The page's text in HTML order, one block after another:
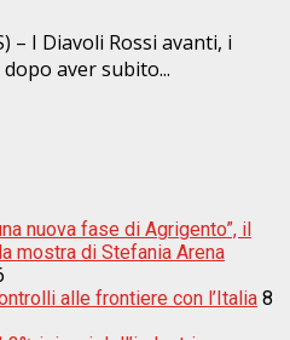
– I Diavoli Rossi avanti, i
aver subito...
nuova fase di Agrigento”, il
mostra di Stefania Arena
alle frontiere con l’Italia 8